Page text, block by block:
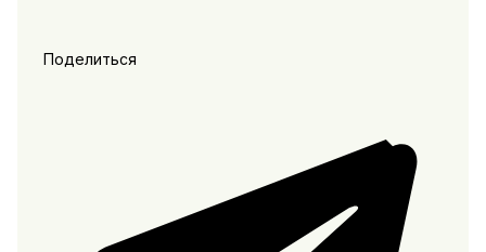
Поделиться